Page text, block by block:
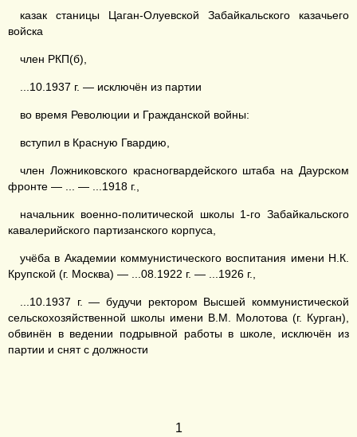
казак станицы Цаган-Олуевской Забайкальского казачьего
войска
член РКП(б),
...10.1937 г. — исключён из партии
во время Революции и Гражданской войны:
вступил в Красную Гвардию,
член Ложниковского красногвардейского штаба на Даурском
фронте — ... — ...1918 г.,
начальник военно-политической школы 1-го Забайкальского
кавалерийского партизанского корпуса,
учёба в Академии коммунистического воспитания имени Н.К.
Крупской (г. Москва) — ...08.1922 г. — ...1926 г.,
...10.1937 г. — будучи ректором Высшей коммунистической
сельскохозяйственной школы имени В.М. Молотова (г. Курган),
обвинён в ведении подрывной работы в школе, исключён из
партии и снят с должности
1